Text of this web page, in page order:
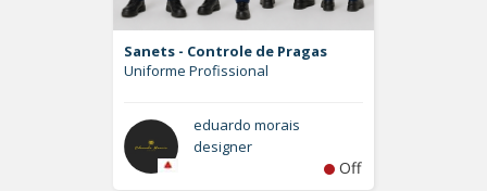
Sanets - Controle de Pragas
Uniforme Profissional
eduardo morais
designer
Off